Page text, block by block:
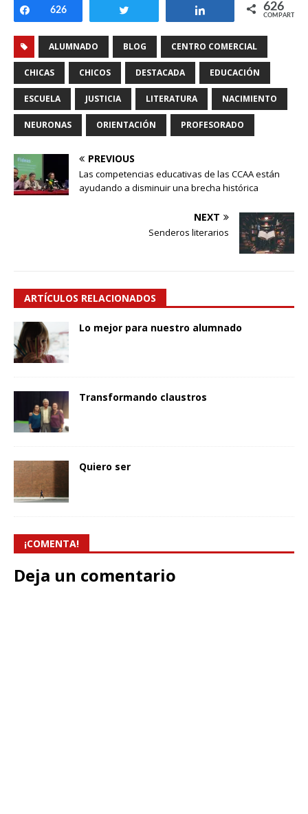
Compartir
626 Compartir 626
COMPARTIR
ALUMNADO BLOG CENTRO COMERCIAL
CHICAS CHICOS DESTACADA EDUCACIÓN
ESCUELA JUSTICIA LITERATURA NACIMIENTO
NEURONAS ORIENTACIÓN PROFESORADO
PREVIOUS
Las competencias educativas de las CCAA están
ayudando a disminuir una brecha histórica
NEXT
Senderos literarios
ARTÍCULOS RELACIONADOS
Lo mejor para nuestro alumnado
Transformando claustros
Quiero ser
¡COMENTA!
Deja un comentario